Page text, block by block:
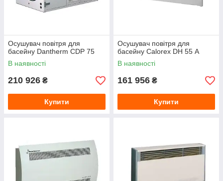
Осушувач повітря для
басейну Dantherm CDP 75
В наявності
210 926 ₴
Купити
Осушувач повітря для
басейну Calorex DH 55 А
В наявності
161 956 ₴
Купити